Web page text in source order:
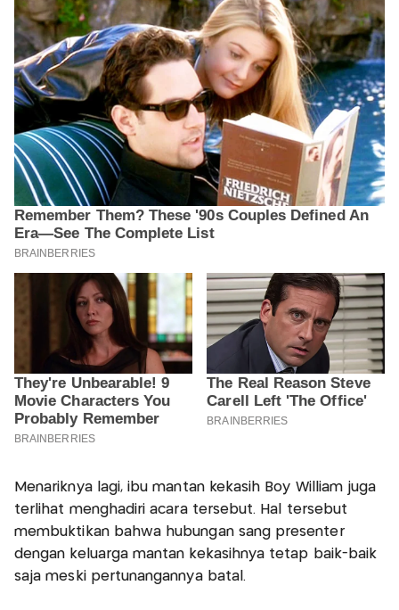
Menariknya lagi, ibu mantan kekasih Boy William juga
terlihat menghadiri acara tersebut. Hal tersebut
membuktikan bahwa hubungan sang presenter
dengan keluarga mantan kekasihnya tetap baik-baik
saja meski pertunangannya batal.